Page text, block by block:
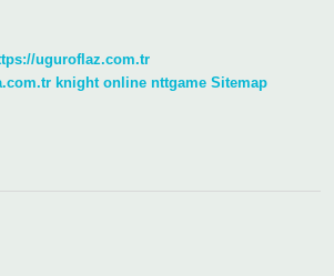
uguroflaz.com.tr
knight online nttgame Sitemap